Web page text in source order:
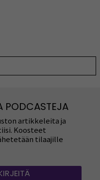
PODCASTEJA
artikkeleita ja
Koosteet
tilaajille